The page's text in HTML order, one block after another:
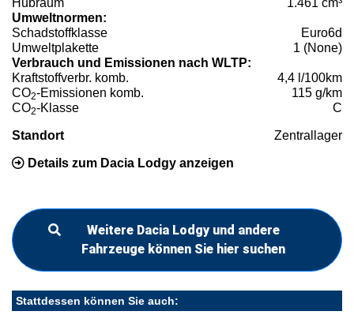
Umweltnormen:
Schadstoffklasse
Euro6d
Umweltplakette
1 (None)
Verbrauch und Emissionen nach WLTP:
Kraftstoffverbr. komb.
4,4 l/100km
CO2-Emissionen komb.
115 g/km
CO2-Klasse C
Standort Zentrallager
Details zum Dacia Lodgy anzeigen
Weitere Dacia Lodgy und andere
Fahrzeuge können Sie hier suchen
Stattdessen können Sie auch: